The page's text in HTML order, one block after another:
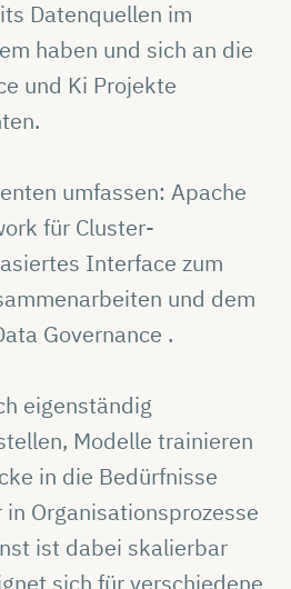
Datenquellen im
haben und sich an die
und Ki Projekte
umfassen: Apache
für Cluster-
Interface zum
und dem
Governance .
eigenständig
Modelle trainieren
in die Bedürfnisse
Organisationsprozesse
ist dabei skalierbar
sich für verschiedene